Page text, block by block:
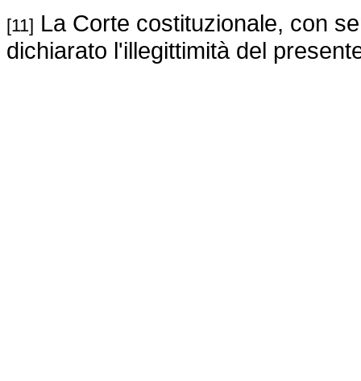
[11] La Corte costituzionale, con
dichiarato l'illegittimità del